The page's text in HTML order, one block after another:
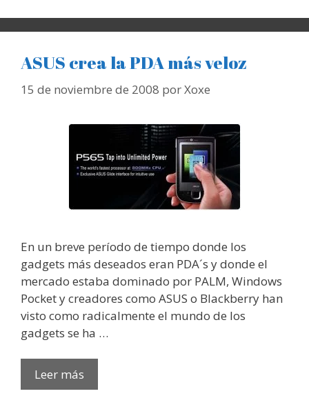
ASUS crea la PDA más veloz
15 de noviembre de 2008 porXoxe
En un breve período de tiempo donde los
gadgets más deseados eran PDA´s y donde el
mercado estaba dominado por PALM, Windows
Pocket y creadores como ASUS o Blackberry han
visto como radicalmente el mundo de los
gadgets se ha …
Leer más